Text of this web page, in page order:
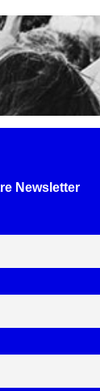
Newsletter